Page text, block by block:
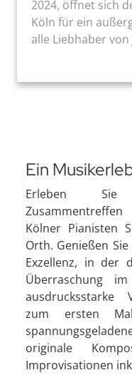
2024, öffnet sich
Köln für ein
alle Liebhaber von
Ein
Erleben Sie
Kölner Pianisten
Orth. Genießen
Exzellenz, in der
Überraschung
ausdrucksstarke
zum ersten
originale
Improvisationen